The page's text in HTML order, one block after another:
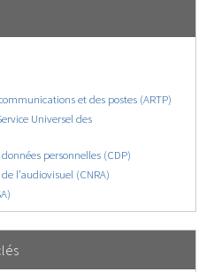
et des postes (ARTP)
Universel des
personnelles (CDP)
l’audiovisuel (CNRA)